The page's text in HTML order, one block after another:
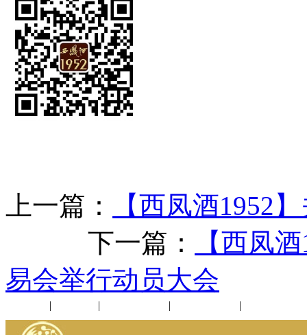
上一篇：
【西凤酒1952
下一篇：
【西凤
易会举行动员大会
| | | |